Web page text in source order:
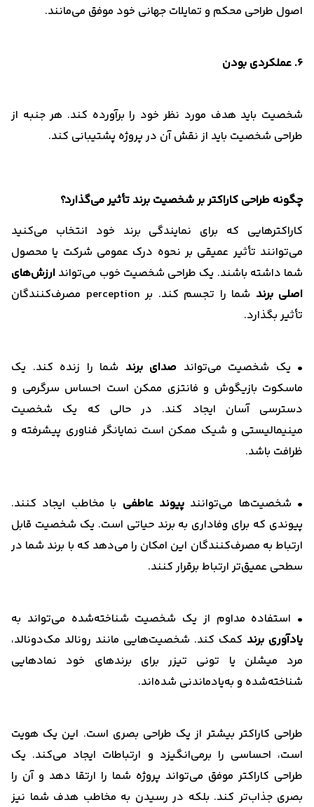
اصول طراحی محکم و تمایلات جهانی خود موفق می‌مانند.
6. عملکردی بودن
شخصیت باید هدف مورد نظر خود را برآورده کند. هر جنبه از
طراحی شخصیت باید از نقش آن در پروژه پشتیبانی کند.
چگونه طراحی کاراکتر بر شخصیت برند تأثیر می‌گذارد؟
کاراکترهایی که برای نمایندگی برند خود انتخاب می‌کنید
می‌توانند تأثیر عمیقی بر نحوه درک عمومی شرکت یا محصول
شما داشته باشند. یک طراحی شخصیت خوب می‌تواند ارزش‌های
اصلی برند
شما را تجسم کند. بر perception مصرف‌کنندگان
تأثیر بگذارد.
• یک شخصیت می‌تواند صدای برند شما را زنده کند. یک
ماسکوت بازیگوش و فانتزی ممکن است احساس سرگرمی و
دسترسی آسان ایجاد کند. در حالی که یک شخصیت
مینیمالیستی و شیک ممکن است نمایانگر فناوری پیشرفته و
ظرافت باشد.
• شخصیت‌ها می‌توانند پیوند عاطفی با مخاطب ایجاد کنند.
پیوندی که برای وفاداری به برند حیاتی است. یک شخصیت قابل
ارتباط به مصرف‌کنندگان این امکان را می‌دهد که با برند شما در
سطحی عمیق‌تر ارتباط برقرار کنند.
• استفاده مداوم از یک شخصیت شناخته‌شده می‌تواند به
یادآوری برند کمک کند. شخصیت‌هایی مانند رونالد مک‌دونالد،
مرد میشلن یا تونی تیزر برای برندهای خود نمادهایی
شناخته‌شده و به‌یادماندنی شده‌اند.
طراحی کاراکتر بیشتر از یک طراحی بصری است. این یک هویت
است، احساسی را برمی‌انگیزد و ارتباطات ایجاد می‌کند. یک
طراحی کاراکتر موفق می‌تواند پروژه شما را ارتقا دهد و آن را
بصری جذاب‌تر کند. بلکه در رسیدن به مخاطب هدف شما نیز